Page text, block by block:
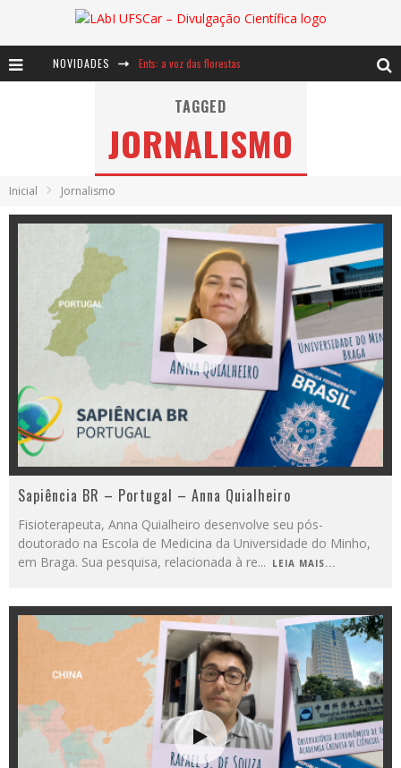
NOVIDADES Ents: a voz das florestas
Notáveis: Bertha Lutz
TAGGED
JORNALISMO
Inicial Jornalismo
Sapiência BR – Portugal – Anna Quialheiro
Fisioterapeuta, Anna Quialheiro desenvolve seu pós-
doutorado na Escola de Medicina da Universidade do Minho,
em Braga. Sua pesquisa, relacionada à re... LEIA MAIS...